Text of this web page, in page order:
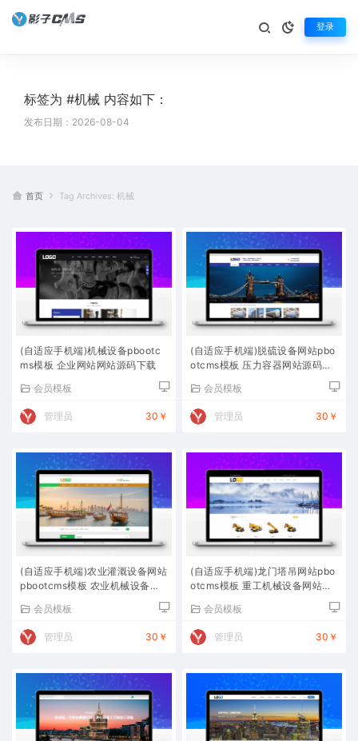
登录
标签为 #机械 内容如下：
发布日期：2026-08-04
首页 Tag Archives: 机械
(自适应手机端)机械设备pbootc
ms模板 企业网站网站源码下载
会员模板
管理员 30￥
(自适应手机端)脱硫设备网站pbo
otcms模板 压力容器网站源码下
会员模板
管理员 30￥
(自适应手机端)农业灌溉设备网站
pbootcms模板 农业机械设备网
会员模板
管理员 30￥
(自适应手机端)龙门塔吊网站pbo
otcms模板 重工机械设备网站源
会员模板
管理员 30￥